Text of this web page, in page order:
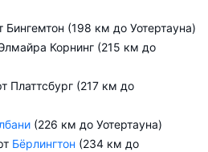
Бингемтон, аэропорт Бингемтон (198 км до Уотертауна)
(226 км до Уотертауна)
Бёрлингтон (234 км до